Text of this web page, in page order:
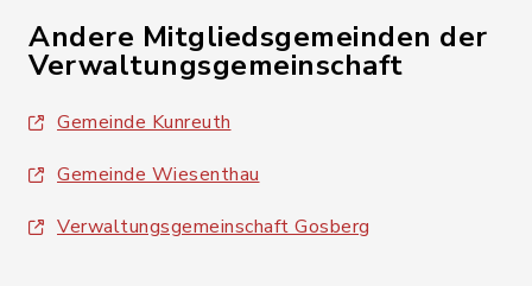
Andere Mitgliedsgemeinden der
Verwaltungsgemeinschaft
Gemeinde Kunreuth
Gemeinde Wiesenthau
Verwaltungsgemeinschaft Gosberg